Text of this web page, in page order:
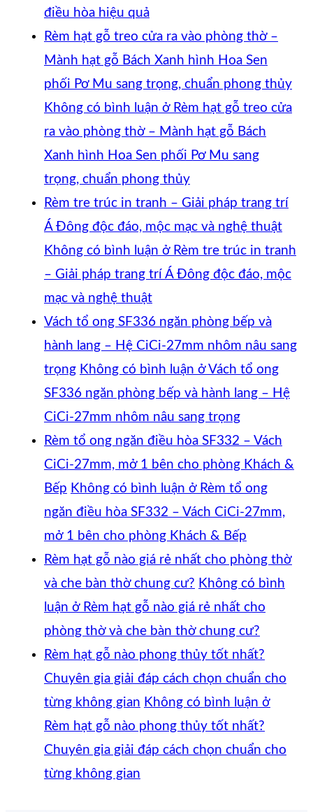
điều hòa hiệu quả
Rèm hạt gỗ treo cửa ra vào phòng thờ –
Mành hạt gỗ Bách Xanh hình Hoa Sen
phối Pơ Mu sang trọng, chuẩn phong thủy
Không có bình luận ở Rèm hạt gỗ treo cửa
ra vào phòng thờ – Mành hạt gỗ Bách
Xanh hình Hoa Sen phối Pơ Mu sang
trọng, chuẩn phong thủy
Rèm tre trúc in tranh – Giải pháp trang trí
Á Đông độc đáo, mộc mạc và nghệ thuật
Không có bình luận ở Rèm tre trúc in tranh
– Giải pháp trang trí Á Đông độc đáo, mộc
mạc và nghệ thuật
Vách tổ ong SF336 ngăn phòng bếp và
hành lang – Hệ CiCi-27mm nhôm nâu sang
trọng Không có bình luận ở Vách tổ ong
SF336 ngăn phòng bếp và hành lang – Hệ
CiCi-27mm nhôm nâu sang trọng
Rèm tổ ong ngăn điều hòa SF332 – Vách
CiCi-27mm, mở 1 bên cho phòng Khách &
Bếp Không có bình luận ở Rèm tổ ong
ngăn điều hòa SF332 – Vách CiCi-27mm,
mở 1 bên cho phòng Khách & Bếp
Rèm hạt gỗ nào giá rẻ nhất cho phòng thờ
và che bàn thờ chung cư? Không có bình
luận ở Rèm hạt gỗ nào giá rẻ nhất cho
phòng thờ và che bàn thờ chung cư?
Rèm hạt gỗ nào phong thủy tốt nhất?
Chuyên gia giải đáp cách chọn chuẩn cho
từng không gian Không có bình luận ở
Rèm hạt gỗ nào phong thủy tốt nhất?
Chuyên gia giải đáp cách chọn chuẩn cho
từng không gian